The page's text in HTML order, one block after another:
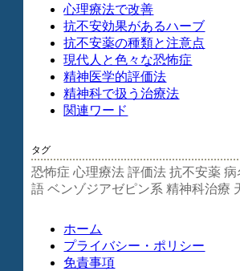
心理療法で改善
抗不安効果があるハーブ
抗不安薬の種類と注意点
現代人と色々な恐怖症
精神医学的評価法
精神科で扱う治療法
関連ワード
タグ
恐怖症 心理療法 評価法 抗不安薬 病
語 ベンゾジアゼピン系 精神科治療
ホーム
プライバシー・ポリシー
免責事項